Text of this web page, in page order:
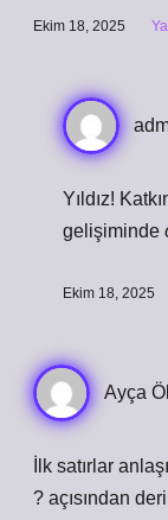
Ekim 18, 2025
Yıldız!
gelişiminde
Ekim 18, 2025
Ayça
İlk satırlar
? açısından